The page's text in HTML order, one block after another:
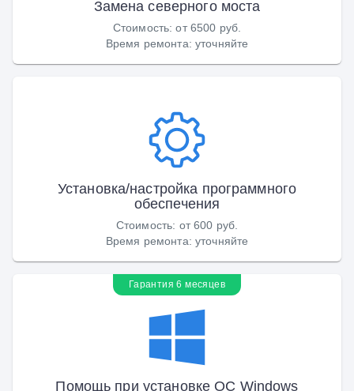
Замена северного моста
Стоимость:от 6500 руб.
Время ремонта: уточняйте
Установка/настройка программного
обеспечения
Стоимость: от 600 руб.
Время ремонта: уточняйте
Гарантия 6 месяцев
Помощь при установке ОС Windows